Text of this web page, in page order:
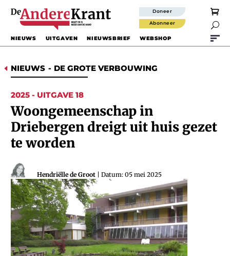
Doneer
Abonneer 
NIEUWS UITGAVEN NIEUWSBRIEF WEBSHOP
D NIEUWS - DE GROTE VERBOUWING
2025 - UITGAVE 18
Woongemeenschap in
Driebergen dreigt uit huis gezet
te worden
Hendriëlle de Groot | Datum: 05 mei 2025